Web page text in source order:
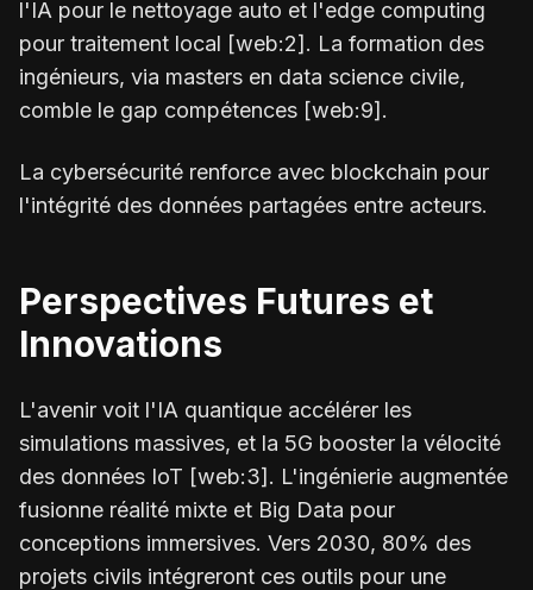
l'IA pour le nettoyage auto et l'edge computing
pour traitement local [web:2]. La formation des
ingénieurs, via masters en data science civile,
comble le gap compétences [web:9].
La cybersécurité renforce avec blockchain pour
l'intégrité des données partagées entre acteurs.
Perspectives Futures et
Innovations
L'avenir voit l'IA quantique accélérer les
simulations massives, et la 5G booster la vélocité
des données IoT [web:3]. L'ingénierie augmentée
fusionne réalité mixte et Big Data pour
conceptions immersives. Vers 2030, 80% des
projets civils intégreront ces outils pour une